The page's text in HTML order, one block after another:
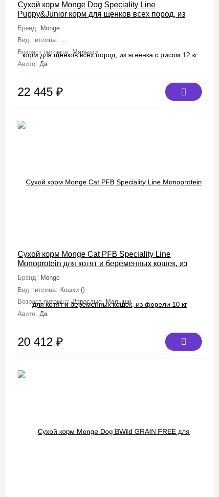
Сухой корм Monge Dog Speciality Line
Puppy&Junior корм для щенков всех пород, из
Бренд: Monge
Вид питомца: Собаки (Мелкие, Средние, Крупные, Миниатюрные)
Возраст питомца: Малыши
Авито: Да
22 445 ₽
Сухой корм Monge Cat PFB Speciality Line
Monoprotein для котят и беременных кошек, из
форели 10 кг
Бренд: Monge
Вид питомца: Кошки ()
Возраст питомца: Взрослые, Малыши
Авито: Да
20 412 ₽